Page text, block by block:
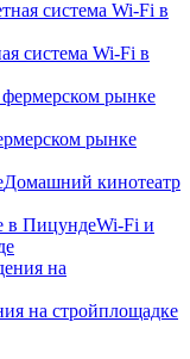
система Wi-Fi в
рынке
Домашний кинотеатр
Wi-Fi и
на стройплощадке